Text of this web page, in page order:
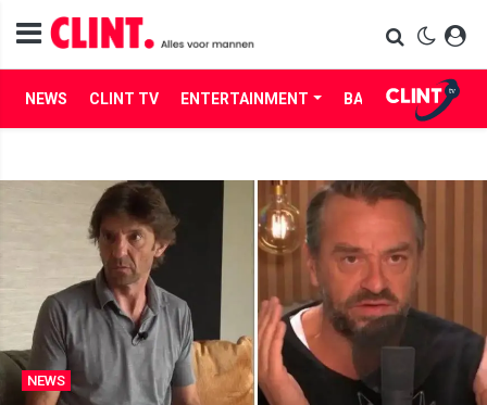
NEWS CLINT TV ENTERTAINMENT BABES LIFE
NEWS